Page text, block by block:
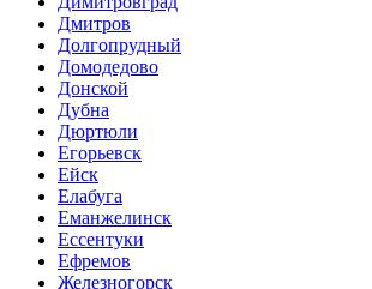
Дмитров
Долгопрудный
Домодедово
Донской
Дубна
Дюртюли
Егорьевск
Ейск
Елабуга
Еманжелинск
Ессентуки
Ефремов
Железногорск